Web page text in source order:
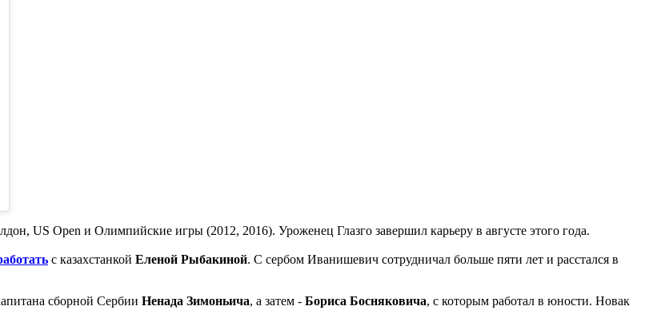
US Open и Олимпийские игры (2012, 2016). Уроженец Глазго завершил карьеру в августе этого года.
с казахстанкой Еленой Рыбакиной. С сербом Иванишевич сотрудничал больше пяти лет и расстался в
сборной Сербии Ненада Зимоньича, а затем - Бориса Босняковича, с которым работал в юности. Новак